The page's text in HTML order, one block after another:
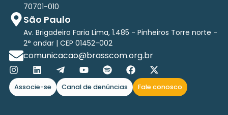
70701-010
São Paulo
Av. Brigadeiro Faria Lima, 1.485 - Pinheiros Torre norte -
2° andar | CEP 01452-002
comunicacao@brasscom.org.br
Associe-se Canal de denúncias Fale conosco